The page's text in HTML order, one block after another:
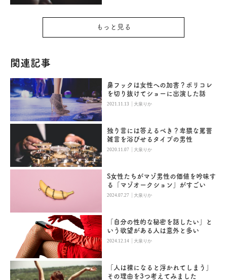
もっと見る
関連記事
鼻フックは女性への加害？ポリコレ
を切り抜けてショーに出演した話
2021.11.13 |大泉りか
独り言には答えるべき？卑猥な罵詈
雑言を浴びせるタイプの男性
2020.11.07 |大泉りか
S女性たちがマゾ男性の価値を吟味す
る「マゾオークション」がすごい
2024.07.27 |大泉りか
「自分の性的な秘密を話したい」と
いう欲望がある人は意外と多い
2024.12.14 |大泉りか
「人は裸になると浮かれてしまう」
その理由を3つ考えてみました